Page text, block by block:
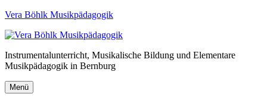
Vera Böhlk Musikpädagogik
Instrumentalunterricht, Musikalische Bildung und Elementare
Musikpädagogik in Bernburg
Menü